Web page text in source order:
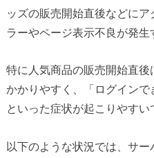
ッズの販売開始直後などに
ラーやページ表示不良が発生
特に人気商品の販売開始直
かかりやすく、「ログインで
といった症状が起こりやすい
以下のような状況では、サ